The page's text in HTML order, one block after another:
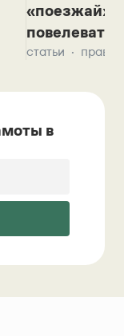
«поезжай»?
повелевать
статьи
в